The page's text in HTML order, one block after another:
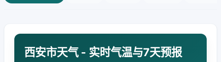
西安市天气 - 实时气温与7天预报